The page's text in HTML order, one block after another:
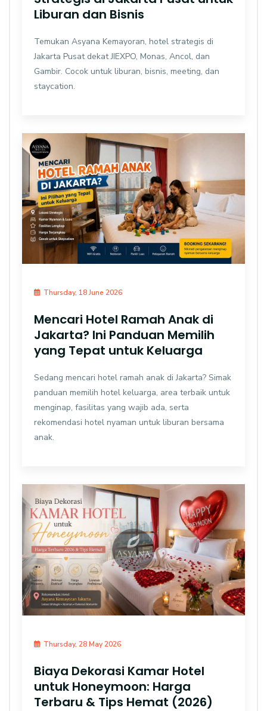
Liburan dan Bisnis
Temukan Asyana Kemayoran, hotel strategis di
Jakarta Pusat dekat JIEXPO, Monas, Ancol, dan
Gambir. Cocok untuk liburan, bisnis, meeting, dan
staycation.
Thursday, 18 June 2026
Mencari Hotel Ramah Anak di
Jakarta? Ini Panduan Memilih
yang Tepat untuk Keluarga
Sedang mencari hotel ramah anak di Jakarta? Simak
panduan memilih hotel keluarga, area terbaik untuk
menginap, fasilitas yang wajib ada, serta
rekomendasi hotel nyaman untuk liburan bersama
anak.
Thursday, 28 May 2026
Biaya Dekorasi Kamar Hotel
untuk Honeymoon: Harga
Terbaru & Tips Hemat (2026)